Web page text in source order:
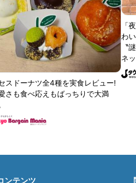
スドーナツ全4種を実食レビュー!
さも食べ応えもばっちりで大満
「
わ
〝
ネ
ンテンツ